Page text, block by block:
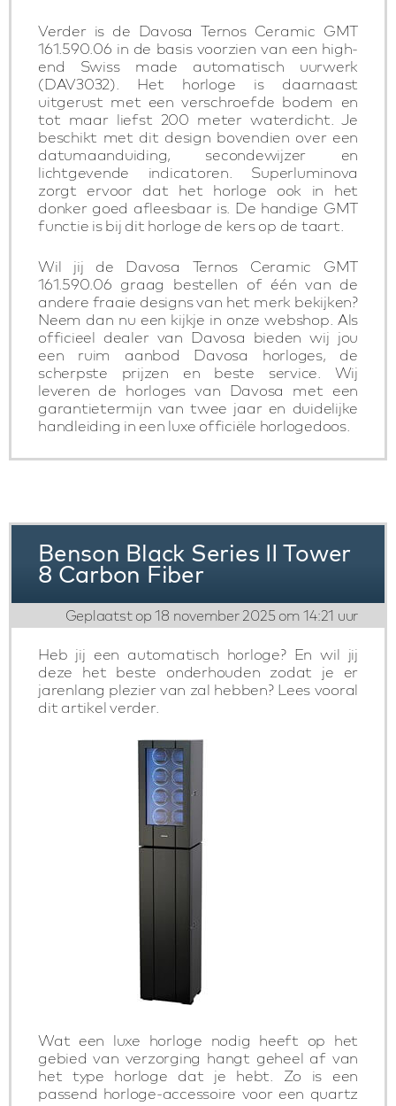
Verder is de Davosa Ternos Ceramic GMT
161.590.06 in de basis voorzien van een high-
end Swiss made automatisch uurwerk
(DAV3032). Het horloge is daarnaast
uitgerust met een verschroefde bodem en
tot maar liefst 200 meter waterdicht. Je
beschikt met dit design bovendien over een
datumaanduiding, secondewijzer en
lichtgevende indicatoren. Superluminova
zorgt ervoor dat het horloge ook in het
donker goed afleesbaar is. De handige GMT
functie is bij dit horloge de kers op de taart.
Wil jij de Davosa Ternos Ceramic GMT
161.590.06 graag bestellen of één van de
andere fraaie designs van het merk bekijken?
Neem dan nu een kijkje in onze webshop. Als
officieel dealer van Davosa bieden wij jou
een ruim aanbod Davosa horloges, de
scherpste prijzen en beste service. Wij
leveren de horloges van Davosa met een
garantietermijn van twee jaar en duidelijke
handleiding in een luxe officiële horlogedoos.
Benson Black Series II Tower
8 Carbon Fiber
Geplaatst op 18 november 2025 om 14:21 uur
Heb jij een automatisch horloge? En wil jij
deze het beste onderhouden zodat je er
jarenlang plezier van zal hebben? Lees vooral
dit artikel verder.
Wat een luxe horloge nodig heeft op het
gebied van verzorging hangt geheel af van
het type horloge dat je hebt. Zo is een
passend horloge-accessoire voor een quartz